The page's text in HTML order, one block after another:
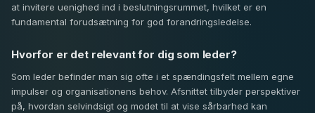
at invitere uenighed ind i beslutningsrummet, hvilket er en
fundamental forudsætning for god forandringsledelse.
Hvorfor er det relevant for dig som leder?
Som leder befinder man sig ofte i et spændingsfelt mellem egne
impulser og organisationens behov. Afsnittet tilbyder perspektiver
på, hvordan selvindsigt og modet til at vise sårbarhed kan